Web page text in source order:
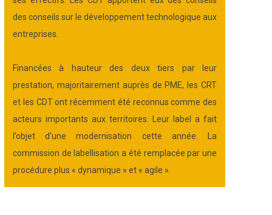
des conseils sur le développement technologique aux
entreprises.
Financées à hauteur des deux tiers par leur
prestation, majoritairement auprès de PME, les CRT
et les CDT ont récemment été reconnus comme des
acteurs importants aux territoires. Leur label a fait
l’objet d’une modernisation cette année. La
commission de labellisation a été remplacée par une
procédure plus « dynamique » et « agile ».